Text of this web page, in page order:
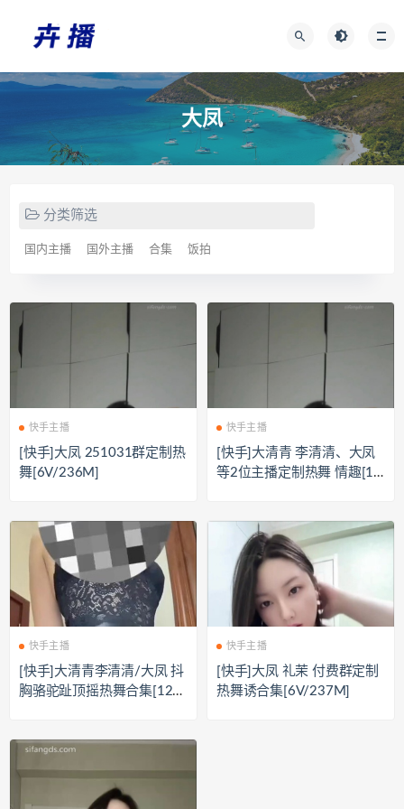
大凤
分类筛选
国内主播 国外主播 合集 饭拍
快手主播
[快手]大凤 251031群定制热
舞[6V/236M]
快手主播
[快手]大清青 李清清、大凤
等2位主播定制热舞 情趣[12
快手主播
[快手]大清青李清清/大凤 抖
胸骆驼趾顶摇热舞合集[12V/
快手主播
[快手]大凤 礼茉 付费群定制
热舞诱合集[6V/237M]